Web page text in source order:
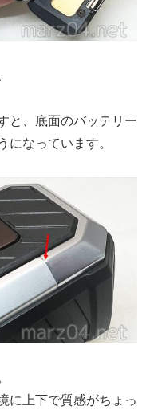
と、底面のバッテリー
になっています。
に上下で質感がちょっ